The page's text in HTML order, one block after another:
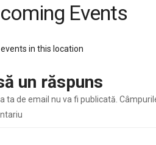
Events
events in this location
un răspuns
ta de email nu va fi publicată.